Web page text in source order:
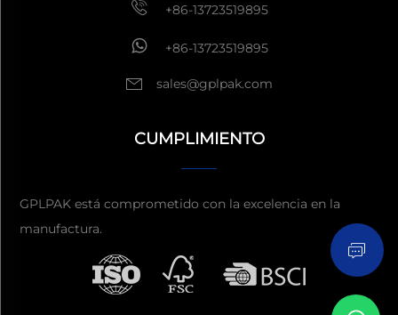
Enviar consulta
+86-13723519895
+86-13723519895
sales@gplpak.com
CUMPLIMIENTO
GPLPAK está comprometido con la excelencia en la
manufactura.